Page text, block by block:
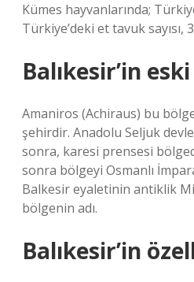
Kümes hayvanlarında;
Türkiye’deki et tavuk sayısı,
Balıkesir’in
Amaniros (Achiraus) bu
şehirdir. Anadolu Seljuk
sonra, karesi prensesi
sonra bölgeyi Osmanlı
Balkesir eyaletinin antiklik
bölgenin adı.
Balıkesir’in